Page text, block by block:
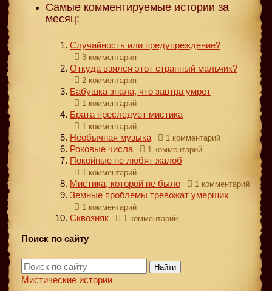
Самые комментируемые истории за
месяц:
Случайность или предупреждение?
3 комментария
Откуда взялся этот странный мальчик?
2 комментария
Бабушка знала, что завтра умрет
1 комментарий
Брата преследует мистика
1 комментарий
Необычная музыка 1 комментарий
Роковые числа 1 комментарий
Покойные не любят жалоб
1 комментарий
Мистика, которой не было 1 комментарий
Земные проблемы тревожат умерших
1 комментарий
Сквозняк 1 комментарий
Поиск по сайту
Найти
Мистические истории